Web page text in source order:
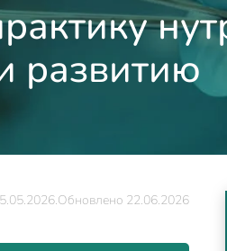
развитию
Обновлено 22.06.2026